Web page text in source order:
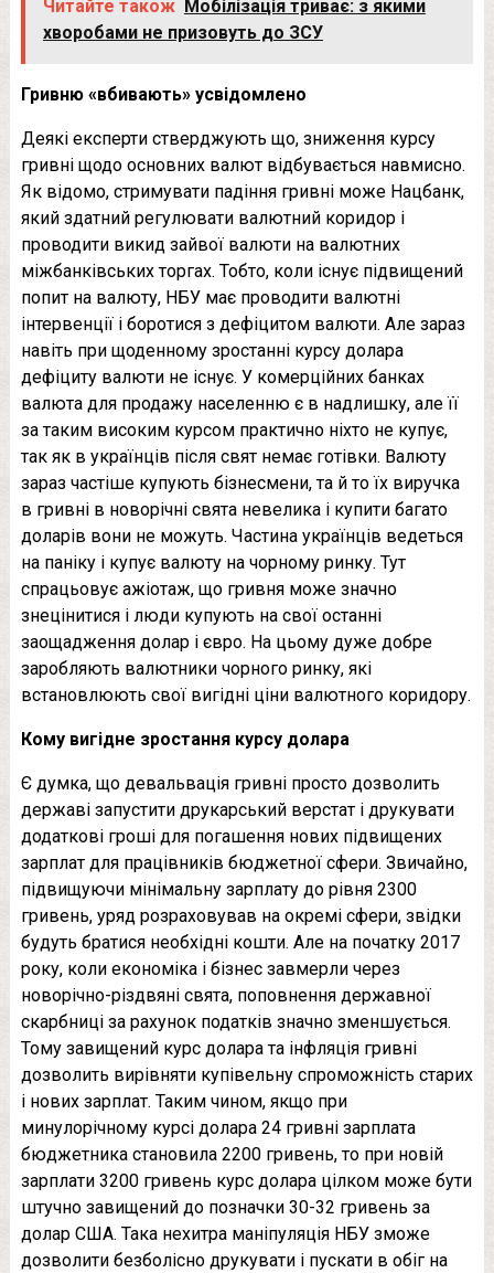
Читайте також Мобілізація триває: з якими
хворобами не призовуть до ЗСУ
Гривню «вбивають» усвідомлено
Деякі експерти стверджують що, зниження курсу
гривні щодо основних валют відбувається навмисно.
Як відомо, стримувати падіння гривні може Нацбанк,
який здатний регулювати валютний коридор і
проводити викид зайвої валюти на валютних
міжбанківських торгах. Тобто, коли існує підвищений
попит на валюту, НБУ має проводити валютні
інтервенції і боротися з дефіцитом валюти. Але зараз
навіть при щоденному зростанні курсу долара
дефіциту валюти не існує. У комерційних банках
валюта для продажу населенню є в надлишку, але її
за таким високим курсом практично ніхто не купує,
так як в українців після свят немає готівки. Валюту
зараз частіше купують бізнесмени, та й то їх виручка
в гривні в новорічні свята невелика і купити багато
доларів вони не можуть. Частина українців ведеться
на паніку і купує валюту на чорному ринку. Тут
спрацьовує ажіотаж, що гривня може значно
знецінитися і люди купують на свої останні
заощадження долар і євро. На цьому дуже добре
заробляють валютники чорного ринку, які
встановлюють свої вигідні ціни валютного коридору.
Кому вигідне зростання курсу долара
Є думка, що девальвація гривні просто дозволить
державі запустити друкарський верстат і друкувати
додаткові гроші для погашення нових підвищених
зарплат для працівників бюджетної сфери. Звичайно,
підвищуючи мінімальну зарплату до рівня 2300
гривень, уряд розраховував на окремі сфери, звідки
будуть братися необхідні кошти. Але на початку 2017
року, коли економіка і бізнес завмерли через
новорічно-різдвяні свята, поповнення державної
скарбниці за рахунок податків значно зменшується.
Тому завищений курс долара та інфляція гривні
дозволить вирівняти купівельну спроможність старих
і нових зарплат. Таким чином, якщо при
минулорічному курсі долара 24 гривні зарплата
бюджетника становила 2200 гривень, то при новій
зарплати 3200 гривень курс долара цілком може бути
штучно завищений до позначки 30-32 гривень за
долар США. Така нехитра маніпуляція НБУ зможе
дозволити безболісно друкувати і пускати в обіг на